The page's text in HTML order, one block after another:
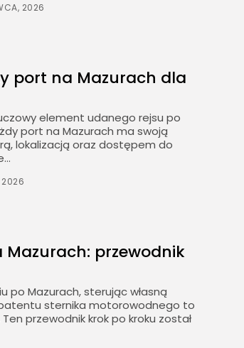
2026
port na Mazurach dla
element udanego rejsu po
port na Mazurach ma swoją
lokalizacją oraz dostępem do
2026
przewodnik
po Mazurach, sterując własną
sternika motorowodnego to
przewodnik krok po kroku został